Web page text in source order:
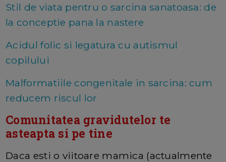
Stil de viata pentru o sarcina sanatoasa: de
la conceptie pana la nastere
Acidul folic si legatura cu autismul
copilului
Malformatiile congenitale in sarcina: cum
reducem riscul lor
Comunitatea gravidutelor te
asteapta si pe tine
Daca esti o viitoare mamica (actualmente